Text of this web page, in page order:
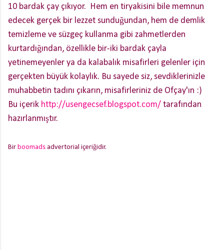
10 bardak çay çıkıyor. Hem en tiryakisini bile memnun
edecek gerçek bir lezzet sunduğundan, hem de demlik
temizleme ve süzgeç kullanma gibi zahmetlerden
kurtardığından, özellikle bir-iki bardak çayla
yetinemeyenler ya da kalabalık misafirleri gelenler için
gerçekten büyük kolaylık. Bu sayede siz, sevdiklerinizle
muhabbetin tadını çıkarın, misafirleriniz de Ofçay'ın :)
Bu içerik http://usengecsef.blogspot.com/ tarafından
hazırlanmıştır.
Bir boomads advertorial içeriğidir.